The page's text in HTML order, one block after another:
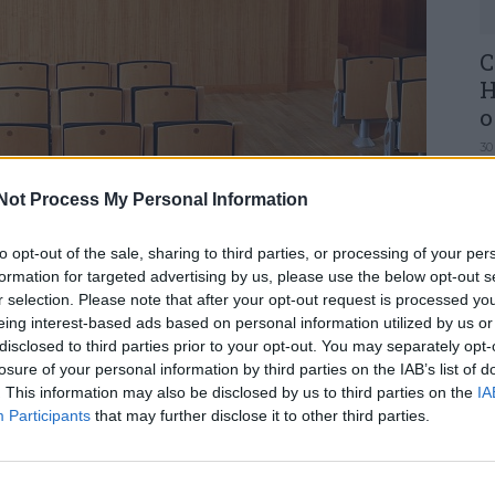
Process My Personal Information
opt-out of the sale, sharing to third parties, or processing of your
for targeted advertising by us, please use the below opt-out
selection. Please note that after your opt-out request is processed
interest-based ads based on personal information utilized by us
to third parties prior to your opt-out. You may separately
of your personal information by third parties on the IAB’s list of
This information may also be disclosed by us to third parties on the
Participants that may further disclose it to other third parties.
em sessão ordinária, no próximo dia 14
dos Paços do Concelho. À semelhança das
online, através dos canais digitais do
e votação da proposta da Câmara Municipal
e Mapa de Pessoal do Município de Anadia